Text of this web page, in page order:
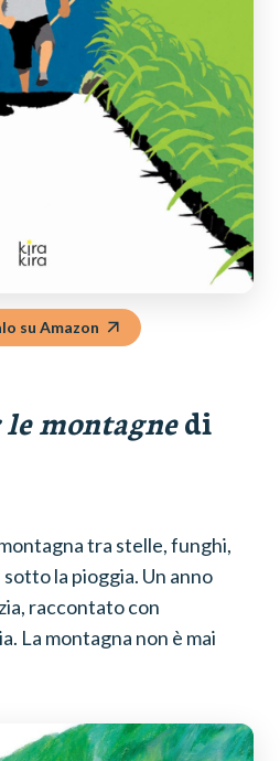
su Amazon
montagnedi
tra stelle, funghi,
la pioggia. Un anno
raccontato con
La montagna non è mai